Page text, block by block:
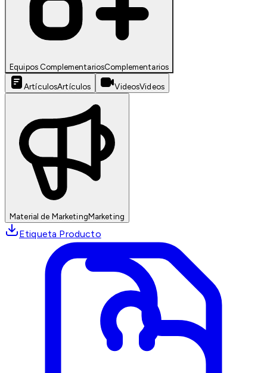
Equipos ComplementariosComplementarios
ArtículosArtículos VideosVideos
Material de MarketingMarketing
Etiqueta Producto